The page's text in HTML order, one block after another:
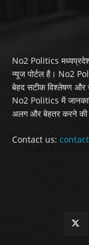
No2 Politics मध्यप्रदेश/
न्यूज पोर्टल है। No2
बेहद सटीक विश्लेषण और
No2 Politics में
अलग और बेहतर करने की
Contact us: